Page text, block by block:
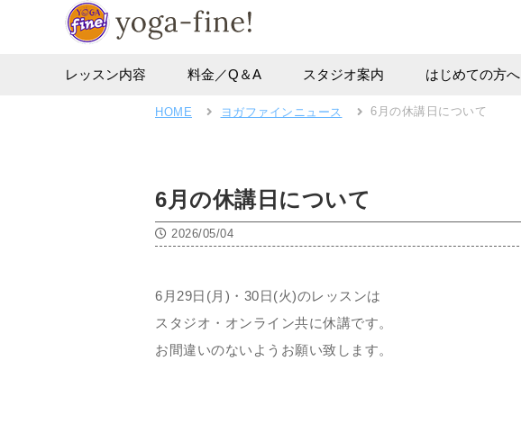
レッスン内容 料金／Q＆A スタジオ案内 はじめての方へ
HOME ヨガファインニュース 6月の休講日について
6月の休講日について
2026/05/04
6月29日(月)・30日(火)のレッスンは
スタジオ・オンライン共に休講です。
お間違いのないようお願い致します。